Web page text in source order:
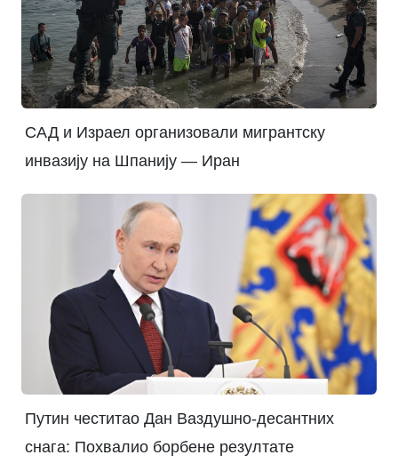
САД и Израел организовали мигрантску
инвазију на Шпанију — Иран
Путин честитао Дан Ваздушно-десантних
снага: Похвалио борбене резултате